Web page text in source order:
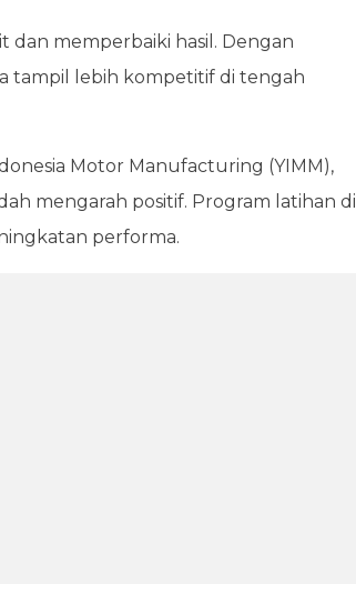
memperbaiki hasil. Dengan
tampil lebih kompetitif di tengah
Motor Manufacturing (YIMM),
mengarah positif. Program latihan di
performa.